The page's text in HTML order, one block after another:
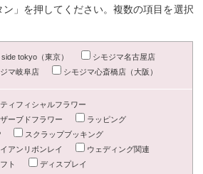
」を押してください。複数の項目を選択
tokyo（東京）
シモジマ名古屋店
マ岐阜店
シモジマ心斎橋店（大阪）
ィフィシャルフラワー
ーブドフラワー
ラッピング
スクラップブッキング
アンリボンレイ
ウェディング関連
ト
ディスプレイ